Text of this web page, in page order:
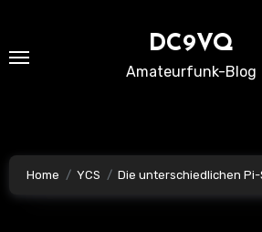
content
DC9VQ
Amateurfunk-Blog
Home YCS Die unterschiedlichen